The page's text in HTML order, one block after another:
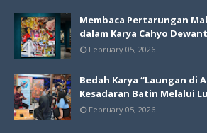
Membaca Pertarungan
dalam Karya Cahyo
February 05, 2026
Bedah Karya “Laungan di
Kesadaran Batin Melalui
February 05, 2026